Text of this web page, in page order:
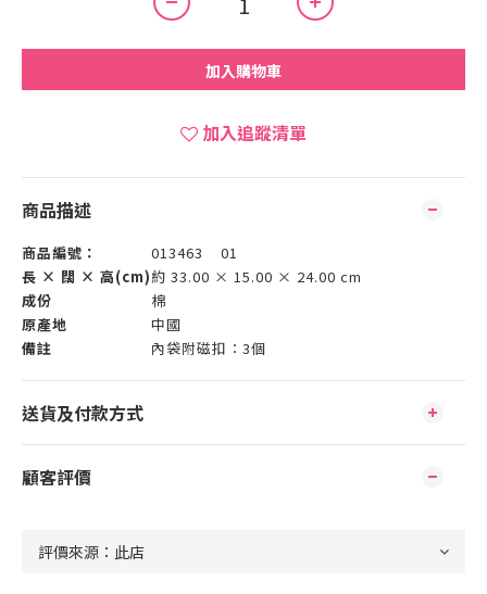
加入購物車
加入追蹤清單
商品描述
商品編號：
013463 01
長 × 闊 × 高(cm)約 33.00 × 15.00 × 24.00 cm
成份
棉
原產地
中國
備註
內袋附磁扣：3個
送貨及付款方式
顧客評價